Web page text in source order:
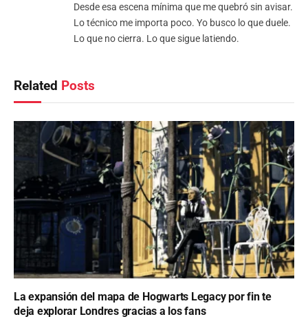
Desde esa escena mínima que me quebró sin avisar.
Lo técnico me importa poco. Yo busco lo que duele.
Lo que no cierra. Lo que sigue latiendo.
Related Posts
La expansión del mapa de Hogwarts Legacy por fin te
deja explorar Londres gracias a los fans